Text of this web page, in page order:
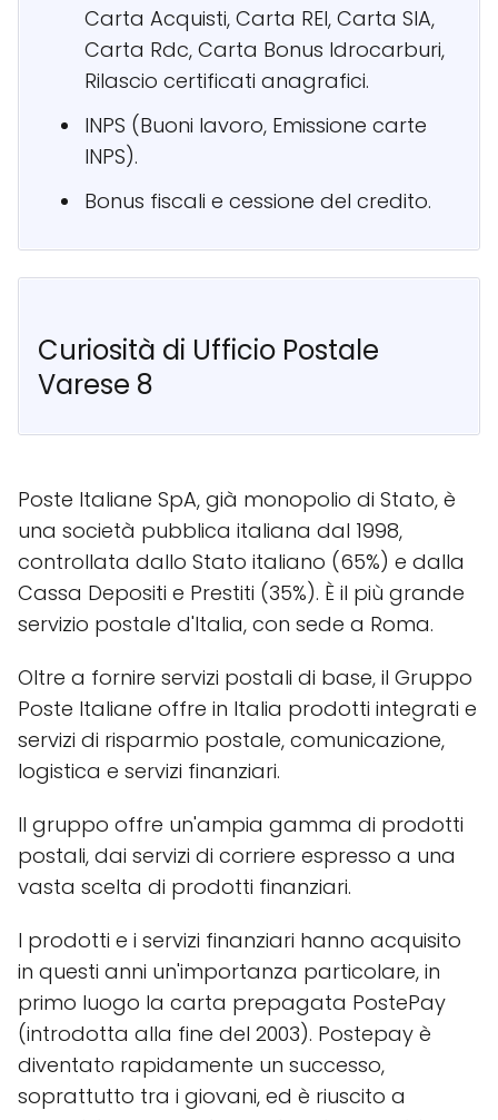
Carta Acquisti, Carta REI, Carta SIA,
Carta Rdc, Carta Bonus Idrocarburi,
Rilascio certificati anagrafici.
INPS (Buoni lavoro, Emissione carte
INPS).
Bonus fiscali e cessione del credito.
Curiosità di Ufficio Postale
Varese 8
Poste Italiane SpA, già monopolio di Stato, è
una società pubblica italiana dal 1998,
controllata dallo Stato italiano (65%) e dalla
Cassa Depositi e Prestiti (35%). È il più grande
servizio postale d'Italia, con sede a Roma.
Oltre a fornire servizi postali di base, il Gruppo
Poste Italiane offre in Italia prodotti integrati e
servizi di risparmio postale, comunicazione,
logistica e servizi finanziari.
Il gruppo offre un'ampia gamma di prodotti
postali, dai servizi di corriere espresso a una
vasta scelta di prodotti finanziari.
I prodotti e i servizi finanziari hanno acquisito
in questi anni un'importanza particolare, in
primo luogo la carta prepagata PostePay
(introdotta alla fine del 2003). Postepay è
diventato rapidamente un successo,
soprattutto tra i giovani, ed è riuscito a